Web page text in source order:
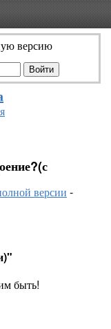
версию
версии -
быть!